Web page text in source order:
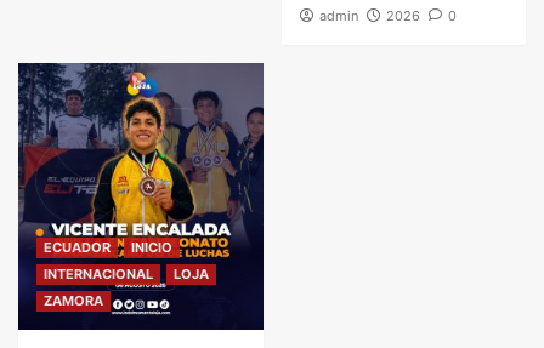
admin 2026 0
ECUADOR
INICIO
INTERNACIONAL
LOJA
ZAMORA